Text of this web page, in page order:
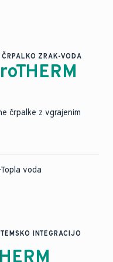
ZRAK-VODA
črpalke z vgrajenim
Topla voda
INTEGRACIJO